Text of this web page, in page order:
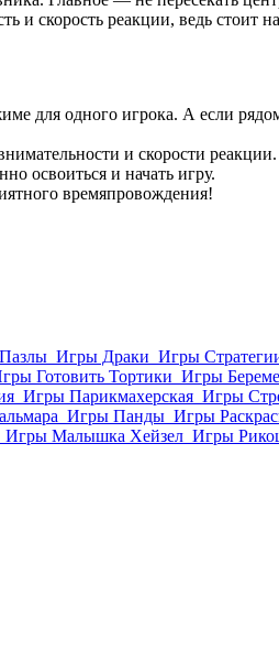
и скорость реакции, ведь стоит
для одного игрока. А если
и скорости реакции.
освоиться и начать игру.
времяпровождения!
Игры Драки Игры
Готовить Тортики Игры
Игры Парикмахерская Игры
Игры Панды Игры
Игры Малышка Хейзел Игры